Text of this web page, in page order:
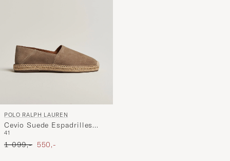
POLO RALPH LAUREN
Cevio Suede Espadrilles
Dirty Buck
41
Ordinary pris
1 099,- Nedsat pris
550,-